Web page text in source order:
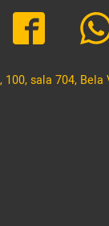
sala 704, Bela